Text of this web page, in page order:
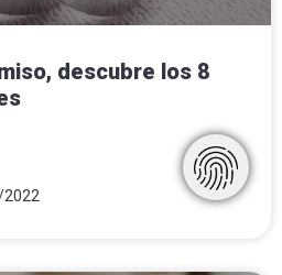
descubre los 8
2022